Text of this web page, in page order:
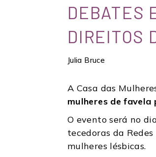
DEBATES
DIREITOS
Julia Bruce
A Casa das
mulheres de
O evento será no
tecedoras da
mulheres lésbicas.